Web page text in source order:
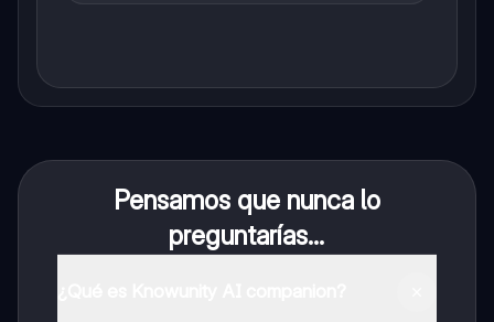
Pensamos que nunca lo
preguntarías...